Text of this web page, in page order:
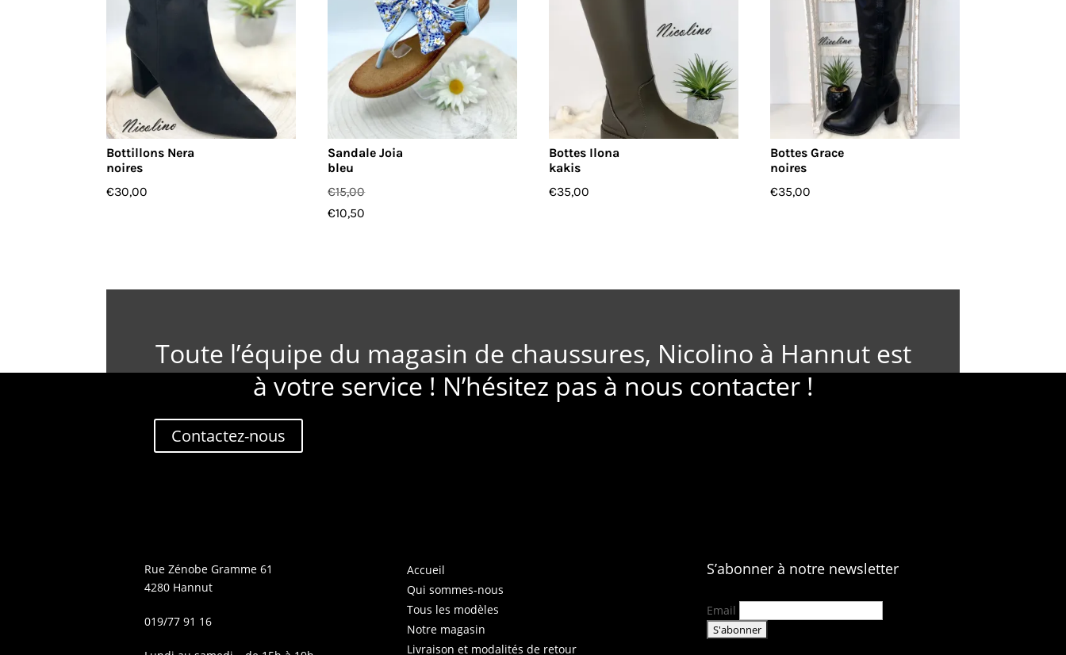
Bottillons Nera
noires
€30,00
Sandale Joia
bleu
€15,00
€10,50
Bottes Ilona
kakis
€35,00
Bottes Grace
noires
€35,00
Toute l’équipe du magasin de chaussures, Nicolino à Hannut est
à votre service ! N’hésitez pas à nous contacter !
Contactez-nous
Rue Zénobe Gramme 61
4280 Hannut
019/77 91 16
Accueil
Qui sommes-nous
Tous les modèles
Notre magasin
Livraison et modalités de retour
S’abonner à notre newsletter
Email